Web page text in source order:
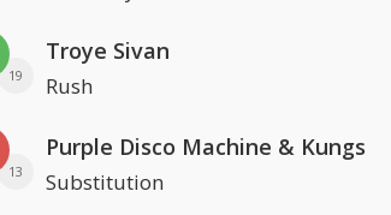
19
Troye Sivan
Rush
13
Purple Disco Machine & Kungs
Substitution